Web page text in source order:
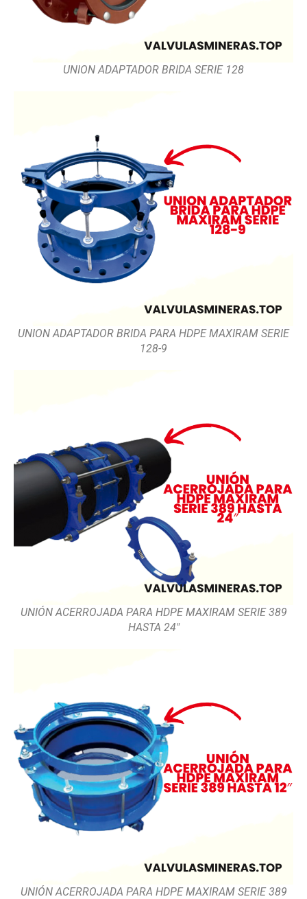
UNION ADAPTADOR BRIDA SERIE 128
UNION ADAPTADOR BRIDA PARA HDPE MAXIRAM SERIE
128-9
UNIÓN ACERROJADA PARA HDPE MAXIRAM SERIE 389
HASTA 24″
UNIÓN ACERROJADA PARA HDPE MAXIRAM SERIE 389